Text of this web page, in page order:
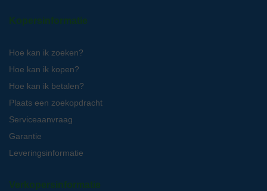
Kopersinformatie
Hoe kan ik zoeken?
Hoe kan ik kopen?
Hoe kan ik betalen?
Plaats een zoekopdracht
Serviceaanvraag
Garantie
Leveringsinformatie
Verkopersinformatie